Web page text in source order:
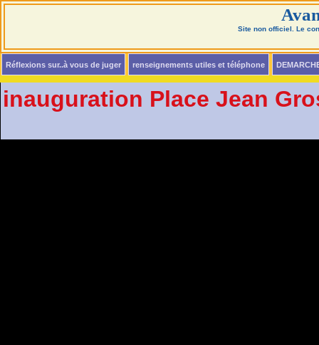
Site non officiel. Le
Réflexions sur..à vous de juger renseignements utiles et téléphone
inauguration Place Jean